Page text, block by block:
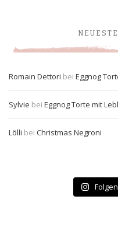
Romain Dettori bei Eggnog
Sylvie bei Eggnog Torte mit
Lölli bei Christmas Negroni